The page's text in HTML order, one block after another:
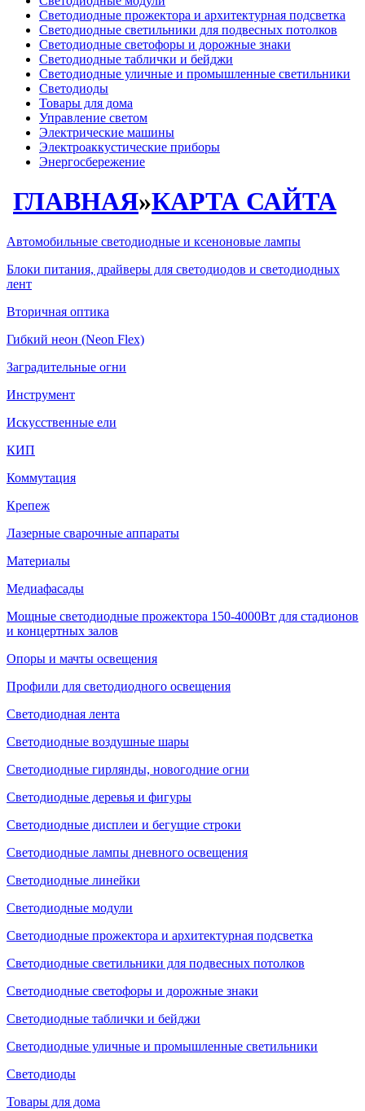
Светодиодные прожектора и архитектурная подсветка
Светодиодные светильники для подвесных потолков
Светодиодные светофоры и дорожные знаки
Светодиодные таблички и бейджи
Светодиодные уличные и промышленные светильники
Светодиоды
Товары для дома
Управление светом
Электрические машины
Электроаккустические приборы
Энергосбережение
ГЛАВНАЯ»КАРТА САЙТА
Автомобильные светодиодные и ксеноновые лампы
Блоки питания, драйверы для светодиодов и светодиодных
лент
Вторичная оптика
Гибкий неон (Neon Flex)
Заградительные огни
Инструмент
Искусственные ели
КИП
Коммутация
Крепеж
Лазерные сварочные аппараты
Материалы
Медиафасады
Мощные светодиодные прожектора 150-4000Вт для стадионов
и концертных залов
Опоры и мачты освещения
Профили для светодиодного освещения
Светодиодная лента
Светодиодные воздушные шары
Светодиодные гирлянды, новогодние огни
Светодиодные деревья и фигуры
Светодиодные дисплеи и бегущие строки
Светодиодные лампы дневного освещения
Светодиодные линейки
Светодиодные модули
Светодиодные прожектора и архитектурная подсветка
Светодиодные светильники для подвесных потолков
Светодиодные светофоры и дорожные знаки
Светодиодные таблички и бейджи
Светодиодные уличные и промышленные светильники
Светодиоды
Товары для дома